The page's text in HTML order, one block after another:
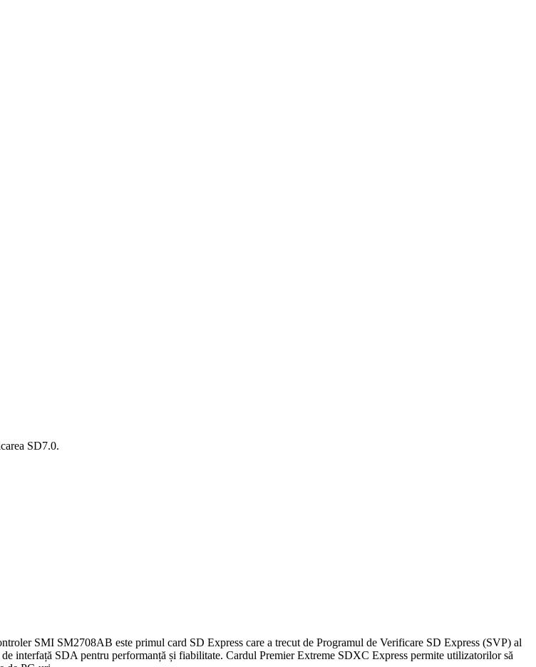
SD7.0.
SMI SM2708AB este primul card SD Express care a trecut de Programul de Verificare SD Express (SVP) al
interfață SDA pentru performanță și fiabilitate. Cardul Premier Extreme SDXC Express permite utilizatorilor să